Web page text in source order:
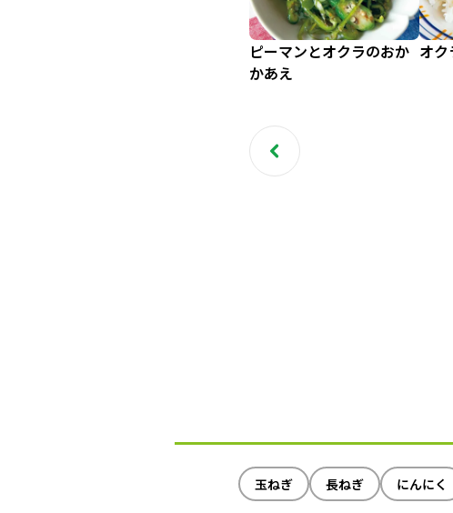
ピーマンとオクラのおか
かあえ
オク
玉ねぎ 長ねぎ にんにく